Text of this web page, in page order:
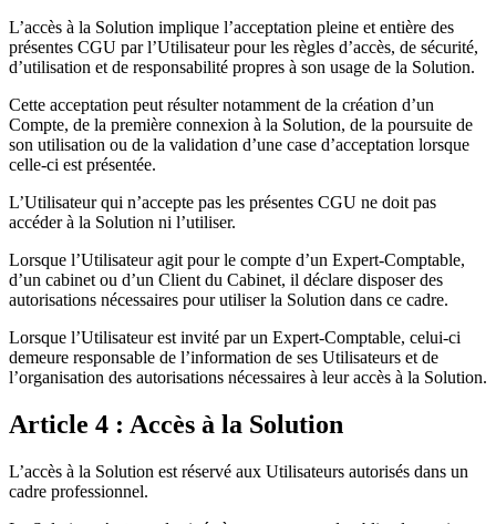
L’accès à la Solution implique l’acceptation pleine et entière des
présentes CGU par l’Utilisateur pour les règles d’accès, de sécurité,
d’utilisation et de responsabilité propres à son usage de la Solution.
Cette acceptation peut résulter notamment de la création d’un
Compte, de la première connexion à la Solution, de la poursuite de
son utilisation ou de la validation d’une case d’acceptation lorsque
celle-ci est présentée.
L’Utilisateur qui n’accepte pas les présentes CGU ne doit pas
accéder à la Solution ni l’utiliser.
Lorsque l’Utilisateur agit pour le compte d’un Expert-Comptable,
d’un cabinet ou d’un Client du Cabinet, il déclare disposer des
autorisations nécessaires pour utiliser la Solution dans ce cadre.
Lorsque l’Utilisateur est invité par un Expert-Comptable, celui-ci
demeure responsable de l’information de ses Utilisateurs et de
l’organisation des autorisations nécessaires à leur accès à la Solution.
Article 4 : Accès à la Solution
L’accès à la Solution est réservé aux Utilisateurs autorisés dans un
cadre professionnel.